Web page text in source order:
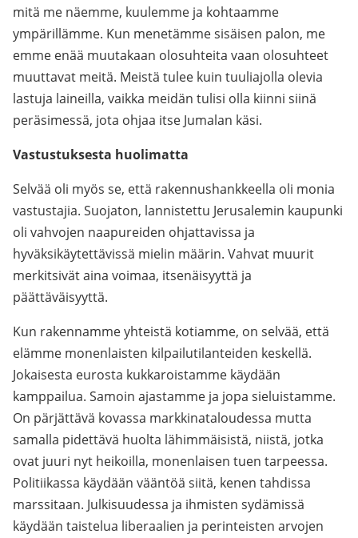
mitä me näemme, kuulemme ja kohtaamme
ympärillämme. Kun menetämme sisäisen palon, me
emme enää muutakaan olosuhteita vaan olosuhteet
muuttavat meitä. Meistä tulee kuin tuuliajolla olevia
lastuja laineilla, vaikka meidän tulisi olla kiinni siinä
peräsimessä, jota ohjaa itse Jumalan käsi.
Vastustuksesta huolimatta
Selvää oli myös se, että rakennushankkeella oli monia
vastustajia. Suojaton, lannistettu Jerusalemin kaupunki
oli vahvojen naapureiden ohjattavissa ja
hyväksikäytettävissä mielin määrin. Vahvat muurit
merkitsivät aina voimaa, itsenäisyyttä ja
päättäväisyyttä.
Kun rakennamme yhteistä kotiamme, on selvää, että
elämme monenlaisten kilpailutilanteiden keskellä.
Jokaisesta eurosta kukkaroistamme käydään
kamppailua. Samoin ajastamme ja jopa sieluistamme.
On pärjättävä kovassa markkinataloudessa mutta
samalla pidettävä huolta lähimmäisistä, niistä, jotka
ovat juuri nyt heikoilla, monenlaisen tuen tarpeessa.
Politiikassa käydään vääntöä siitä, kenen tahdissa
marssitaan. Julkisuudessa ja ihmisten sydämissä
käydään taistelua liberaalien ja perinteisten arvojen